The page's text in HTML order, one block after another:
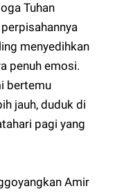
Tuhan
menyedihkan
penuh emosi.
bertemu
jauh, duduk di
pagi yang
Amir